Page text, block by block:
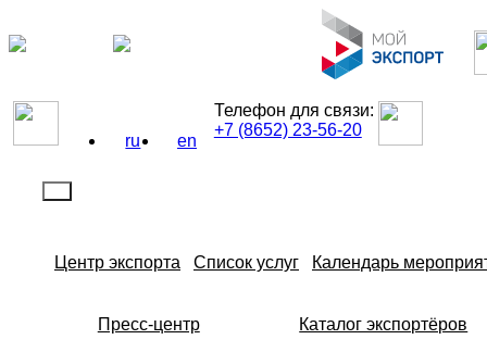
ru en
Телефон для связи:
+7 (8652) 23-56-20
Центр экспорта Список услуг Календарь
Пресс-центр Каталог экспортёров